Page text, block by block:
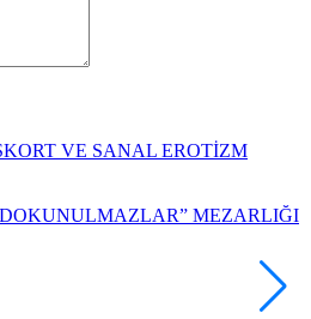
VE SANAL EROTİZM
MEZARLIĞI